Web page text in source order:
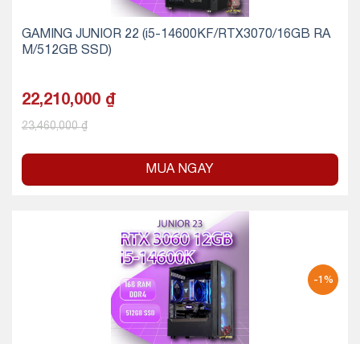
GAMING JUNIOR 22 (i5-14600KF/RTX3070/16GB RA
M/512GB SSD)
22,210,000 ₫
23,460,000₫
MUA NGAY
-1%